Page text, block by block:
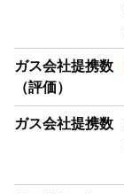
ガス会社提携数
（評価）
ガス会社提携数